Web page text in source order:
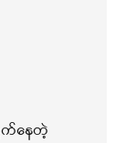
နေတဲ့